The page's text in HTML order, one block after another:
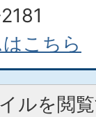
こちら
ルを閲